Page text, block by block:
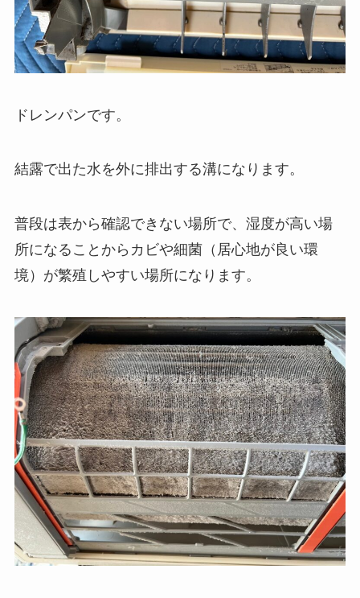
ドレンパンです。
結露で出た水を外に排出する溝になります。
普段は表から確認できない場所で、湿度が高い場
所になることからカビや細菌（居心地が良い環
境）が繁殖しやすい場所になります。